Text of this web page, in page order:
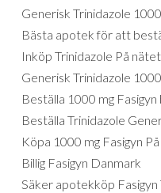
Generisk Trinidazole
Bästa apotek för att
Inköp Trinidazole På
Generisk Trinidazole
Beställa 1000 mg
Beställa Trinidazole
Köpa 1000 mg Fasigyn
Billig Fasigyn Danmark
Säker apotekköp